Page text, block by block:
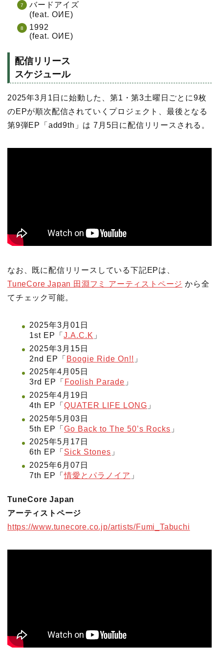
バードアイズ
(feat. OИE)
1992
(feat. OИE)
配信リリース
スケジュール
2025年3月1日に始動した、第1・第3土曜日ごとに9枚
のEPが順次配信されていくプロジェクト、最後となる
第9弾EP「add9th」は 7月5日に配信リリースされる。
なお、既に配信リリースしている下記EPは、
TuneCore Japan 田淵フミ アーティストページ から全
てチェック可能。
2025年3月01日
1st EP「 J.A.C.K 」
2025年3月15日
2nd EP「 Boogie Ride On!! 」
2025年4月05日
3rd EP「 Foolish Parade 」
2025年4月19日
4th EP「 QUATER LIFE LONG 」
2025年5月03日
5th EP「 Go Back to The 50’s Rocks 」
2025年5月17日
6th EP「 Sick Stones 」
2025年6月07日
7th EP「情愛とパラノイア 」
TuneCore Japan
アーティストページ
https://www.tunecore.co.jp/artists/Fumi_Tabuchi